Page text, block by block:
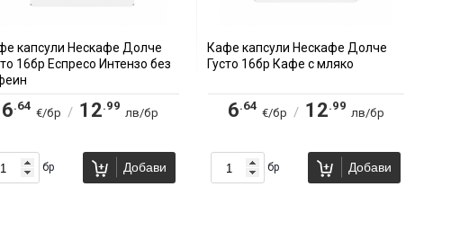
капсули Нескафе Долче
16бр Еспресо Интензо без
6.64
€/бр / 12.99
лв/бр
бр Добави
Кафе капсули Нескафе Долче
Густо 16бр Кафе с мляко
6.64
€/бр / 12.99
лв/бр
бр Добави